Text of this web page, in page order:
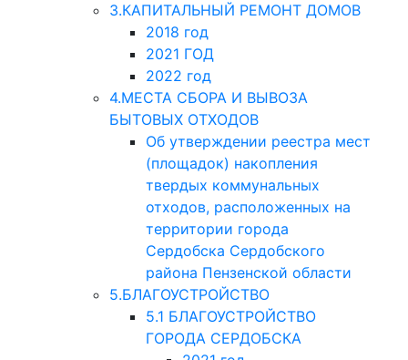
3.КАПИТАЛЬНЫЙ РЕМОНТ ДОМОВ
2018 год
2021 ГОД
2022 год
4.МЕСТА СБОРА И ВЫВОЗА
БЫТОВЫХ ОТХОДОВ
Об утверждении реестра мест
(площадок) накопления
твердых коммунальных
отходов, расположенных на
территории города
Сердобска Сердобского
района Пензенской области
5.БЛАГОУСТРОЙСТВО
5.1 БЛАГОУСТРОЙСТВО
ГОРОДА СЕРДОБСКА